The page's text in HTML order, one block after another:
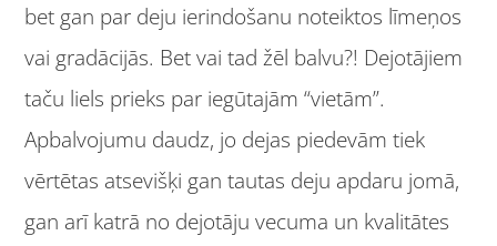
bet gan par deju ierindošanu noteiktos līmeņos
vai gradācijās. Bet vai tad žēl balvu?! Dejotājiem
taču liels prieks par iegūtajām “vietām”.
Apbalvojumu daudz, jo dejas piedevām tiek
vērtētas atsevišķi gan tautas deju apdaru jomā,
gan arī katrā no dejotāju vecuma un kvalitātes